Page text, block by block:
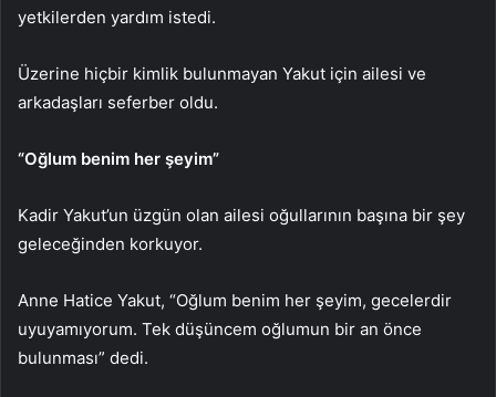
yetkilerden yardım istedi.
Üzerine hiçbir kimlik bulunmayan Yakut için ailesi ve
arkadaşları seferber oldu.
“Oğlum benim her şeyim”
Kadir Yakut’un üzgün olan ailesi oğullarının başına bir şey
geleceğinden korkuyor.
Anne Hatice Yakut, “Oğlum benim her şeyim, gecelerdir
uyuyamıyorum. Tek düşüncem oğlumun bir an önce
bulunması” dedi.